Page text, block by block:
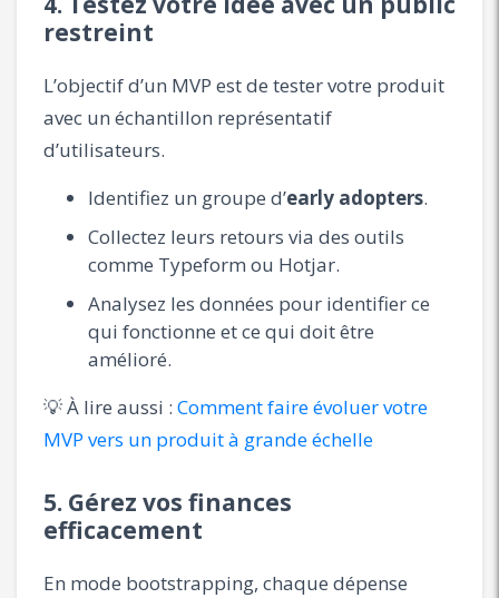
restreint
L’objectif d’un MVP est de tester votre produit
avec un échantillon représentatif
d’utilisateurs.
Identifiez un groupe d’early adopters.
Collectez leurs retours via des outils
comme Typeform ou Hotjar.
Analysez les données pour identifier ce
qui fonctionne et ce qui doit être
amélioré.
💡 À lire aussi : Comment faire évoluer votre
MVP vers un produit à grande échelle
5. Gérez vos finances
efficacement
En mode bootstrapping, chaque dépense